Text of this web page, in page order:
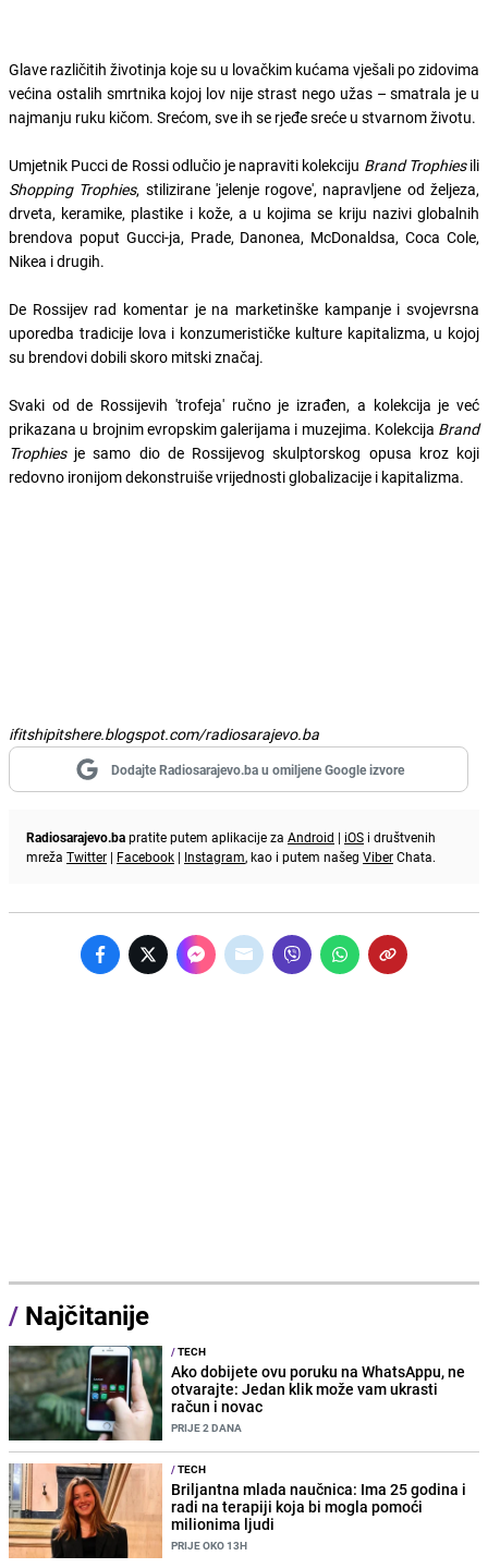
Glave različitih životinja koje su u lovačkim kućama vješali po zidovima
većina ostalih smrtnika kojoj lov nije strast nego užas – smatrala je u
najmanju ruku kičom. Srećom, sve ih se rjeđe sreće u stvarnom životu.
Umjetnik Pucci de Rossi odlučio je napraviti kolekciju Brand Trophiesili
Shopping Trophies, stilizirane 'jelenje rogove', napravljene od željeza,
drveta, keramike, plastike i kože, a u kojima se kriju nazivi globalnih
brendova poput Gucci-ja, Prade, Danonea, McDonaldsa, Coca Cole,
Nikea i drugih.
De Rossijev rad komentar je na marketinške kampanje i svojevrsna
uporedba tradicije lova i konzumerističke kulture kapitalizma, u kojoj
su brendovi dobili skoro mitski značaj.
Svaki od de Rossijevih 'trofeja' ručno je izrađen, a kolekcija je već
prikazana u brojnim evropskim galerijama i muzejima. Kolekcija Brand
Trophiesje samo dio de Rossijevog skulptorskog opusa kroz koji
redovno ironijom dekonstruiše vrijednosti globalizacije i kapitalizma.
ifitshipitshere.blogspot.com/radiosarajevo.ba
Dodajte Radiosarajevo.ba u omiljene Google izvore
Radiosarajevo.bapratite putem aplikacije za Android | iOS i društvenih
mreža Twitter | Facebook | Instagram, kao i putem našeg ViberChata.
/ Najčitanije
/TECH
Ako dobijete ovu poruku na WhatsAppu, ne
otvarajte: Jedan klik može vam ukrasti
račun i novac
PRIJE 2 DANA
/TECH
Briljantna mlada naučnica: Ima 25 godina i
radi na terapiji koja bi mogla pomoći
milionima ljudi
PRIJE OKO 13H